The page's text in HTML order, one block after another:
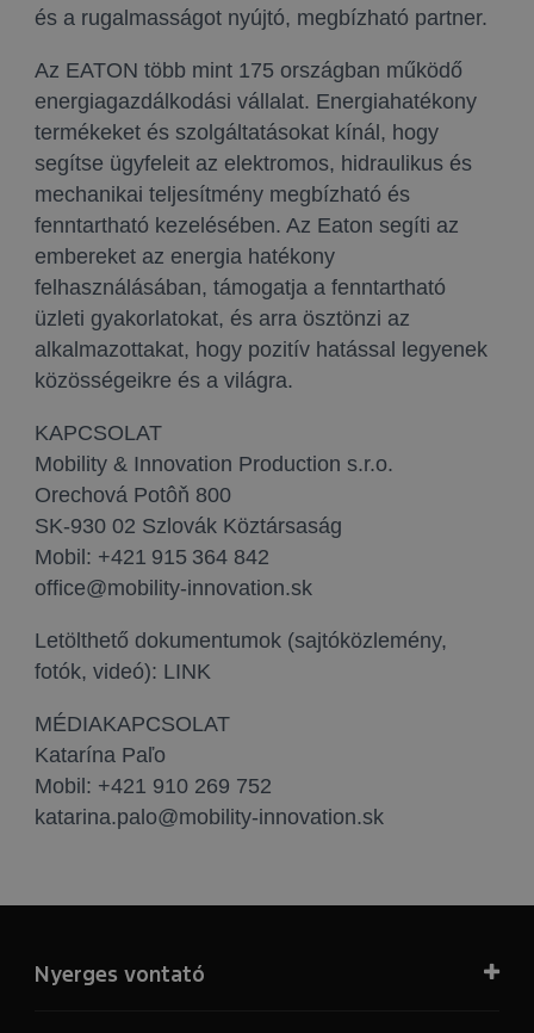
és a rugalmasságot nyújtó, megbízható partner.
Az EATON több mint 175 országban működő
energiagazdálkodási vállalat. Energiahatékony
termékeket és szolgáltatásokat kínál, hogy
segítse ügyfeleit az elektromos, hidraulikus és
mechanikai teljesítmény megbízható és
fenntartható kezelésében. Az Eaton segíti az
embereket az energia hatékony
felhasználásában, támogatja a fenntartható
üzleti gyakorlatokat, és arra ösztönzi az
alkalmazottakat, hogy pozitív hatással legyenek
közösségeikre és a világra.
KAPCSOLAT
Mobility & Innovation Production s.r.o.
Orechová Potôň 800
SK-930 02 Szlovák Köztársaság
Mobil: +421 915 364 842
office@mobility-innovation.sk
Letölthető dokumentumok (sajtóközlemény,
fotók, videó): LINK
MÉDIAKAPCSOLAT
Katarína Paľo
Mobil: +421 910 269 752
katarina.palo@mobility-innovation.sk
Nyerges vontató